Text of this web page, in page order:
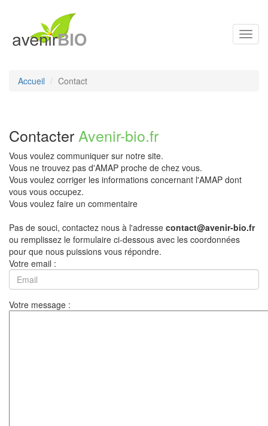
Accueil Contact
Contacter Avenir-bio.fr
Vous voulez communiquer sur notre site.
Vous ne trouvez pas d'AMAP proche de chez vous.
Vous voulez corriger les informations concernant l'AMAP dont
vous vous occupez.
Vous voulez faire un commentaire
Pas de souci, contactez nous à l'adresse contact@avenir-bio.fr
ou remplissez le formulaire ci-dessous avec les coordonnées
pour que nous puissions vous répondre.
Votre email :
Votre message :